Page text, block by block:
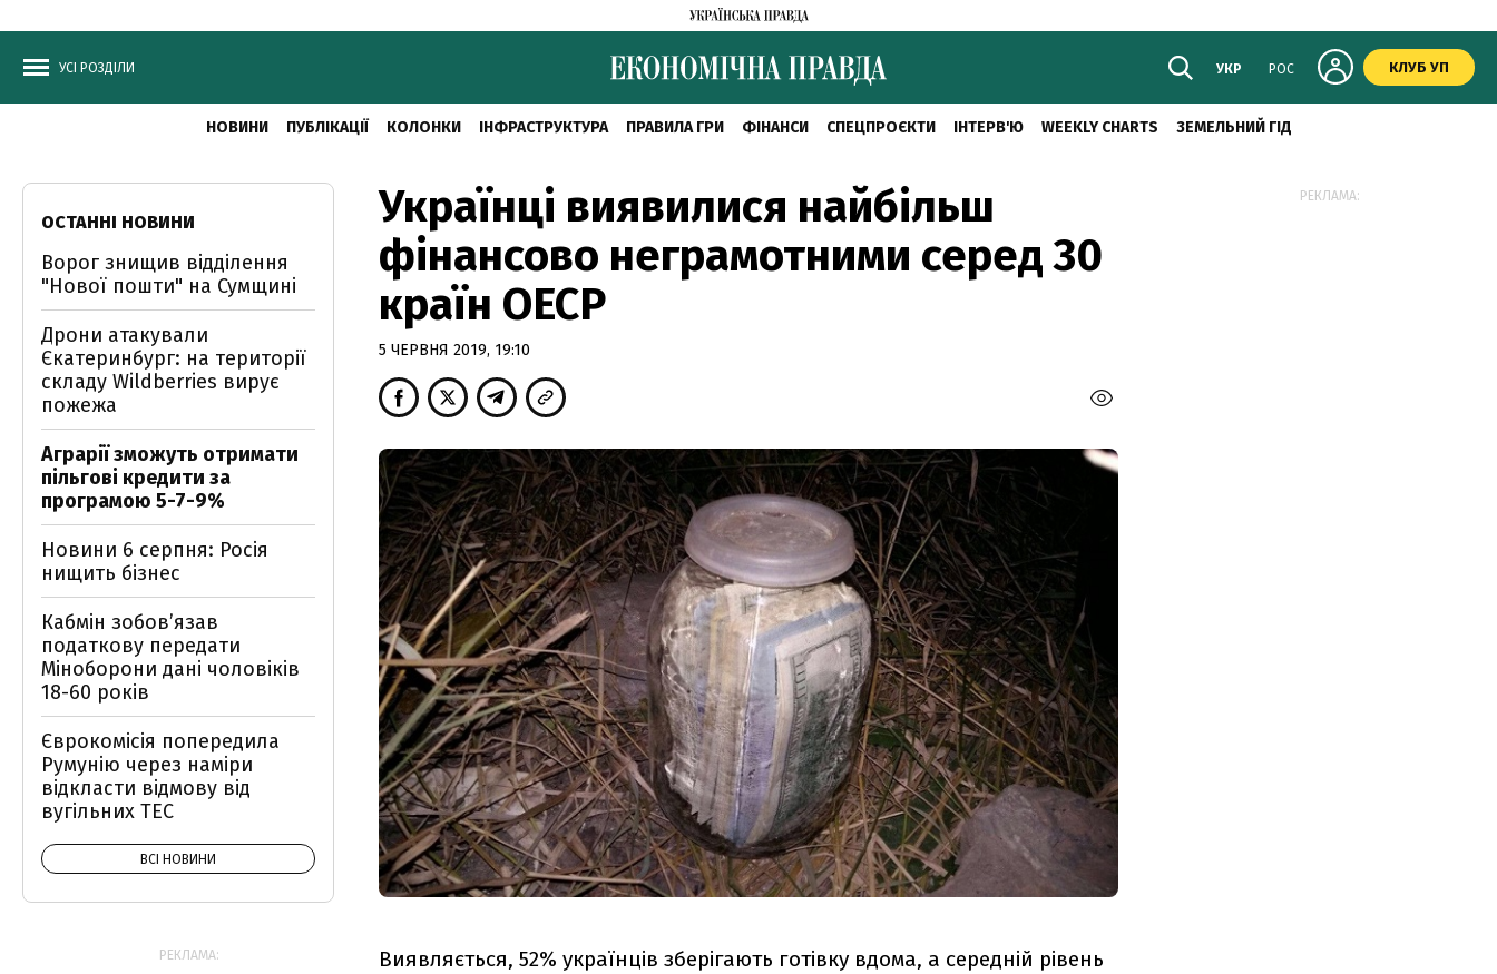
УСІ РОЗДІЛИ УКР РОС КЛУБ УП
НОВИНИ ПУБЛІКАЦІЇ КОЛОНКИ ІНФРАСТРУКТУРА ПРАВИЛА ГРИ ФІНАНСИ СПЕЦПРОЄКТИ ІНТЕРВ'Ю WEEKLY CHARTS ЗЕМЕЛЬНИЙ ГІД
Українці виявилися найбільш
фінансово неграмотними серед 30
країн ОЕСР
5 ЧЕРВНЯ 2019, 19:10
Виявляється, 52% українців зберігають готівку вдома, а середній рівень
ОСТАННІ НОВИНИ
Ворог знищив відділення
"Нової пошти" на Сумщині
Дрони атакували
Єкатеринбург: на території
складу Wildberries вирує
пожежа
Аграрії зможуть отримати
пільгові кредити за
програмою 5-7-9%
Новини 6 серпня: Росія
нищить бізнес
Кабмін зобовʼязав
податкову передати
Міноборони дані чоловіків
18-60 років
Єврокомісія попередила
Румунію через наміри
відкласти відмову від
вугільних ТЕС
ВСІ НОВИНИ
РЕКЛАМА:
РЕКЛАМА: